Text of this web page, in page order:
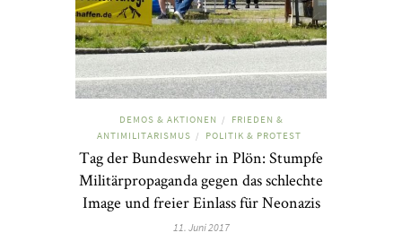
DEMOS & AKTIONEN /
FRIEDEN &
ANTIMILITARISMUS / POLITIK & PROTEST
Tag der Bundeswehr in Plön: Stumpfe
Militärpropaganda gegen das schlechte
Image und freier Einlass für Neonazis
11. Juni 2017